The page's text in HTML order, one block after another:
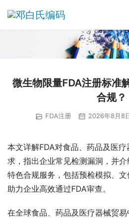
微生物限量FDA注册标准
合规？
FDA注册 2026年8月8
本文详解FDA对食品、药品及医
求，指出企业常见检测漏洞，并
特色合规服务，包括预检模拟、文
助力企业高效通过FDA审查。
在全球食品、药品及医疗器械贸